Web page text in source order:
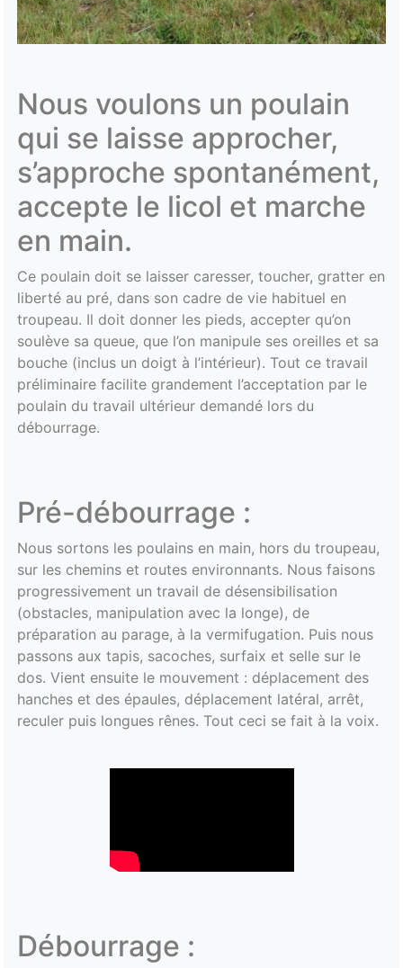
Nous voulons un poulain
qui se laisse approcher,
s’approche spontanément,
accepte le licol et marche
en main.
Ce poulain doit se laisser caresser, toucher, gratter en
liberté au pré, dans son cadre de vie habituel en
troupeau. Il doit donner les pieds, accepter qu’on
soulève sa queue, que l’on manipule ses oreilles et sa
bouche (inclus un doigt à l’intérieur). Tout ce travail
préliminaire facilite grandement l’acceptation par le
poulain du travail ultérieur demandé lors du
débourrage.
Pré-débourrage :
Nous sortons les poulains en main, hors du troupeau,
sur les chemins et routes environnants. Nous faisons
progressivement un travail de désensibilisation
(obstacles, manipulation avec la longe), de
préparation au parage, à la vermifugation. Puis nous
passons aux tapis, sacoches, surfaix et selle sur le
dos. Vient ensuite le mouvement : déplacement des
hanches et des épaules, déplacement latéral, arrêt,
reculer puis longues rênes. Tout ceci se fait à la voix.
Débourrage :